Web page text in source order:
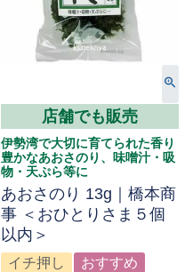
店舗でも販売
伊勢湾で大切に育てられた香り
豊かなあおさのり、味噌汁・吸
物・天ぷら等に
あおさのり 13g｜橋本商
事 ＜おひとりさま５個
以内＞
イチ押し おすすめ